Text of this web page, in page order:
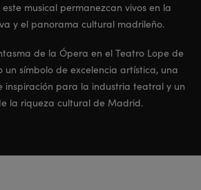
musical permanezcan vivos en la
y el panorama cultural madrileño.
de la Ópera en el Teatro Lope de
un símbolo de excelencia artística, una
para la industria teatral y un
la riqueza cultural de Madrid.